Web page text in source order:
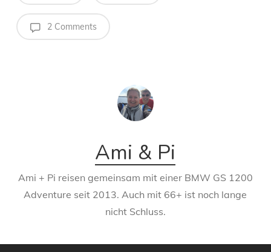
2 Comments
Ami & Pi
Ami + Pi reisen gemeinsam mit einer BMW GS 1200
Adventure seit 2013. Auch mit 66+ ist noch lange
nicht Schluss.